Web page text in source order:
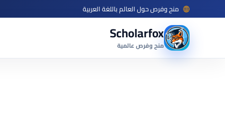
منح وفرص حول العالم باللغة العربية
Scholarfox
منح وفرص عالمية